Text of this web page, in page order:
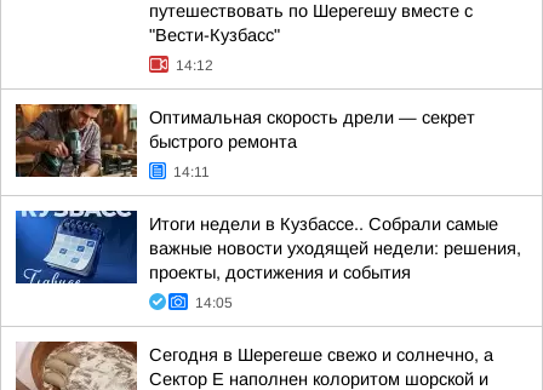
путешествовать по Шерегешу вместе с
"Вести-Кузбасс"
14:12
Оптимальная скорость дрели — секрет
быстрого ремонта
14:11
Итоги недели в Кузбассе.. Собрали самые
важные новости уходящей недели: решения,
проекты, достижения и события
14:05
Сегодня в Шерегеше свежо и солнечно, а
Сектор Е наполнен колоритом шорской и